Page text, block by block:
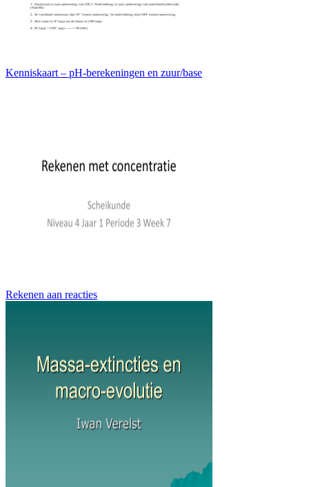
Kenniskaart – pH-berekeningen en zuur/base
Rekenen aan reacties